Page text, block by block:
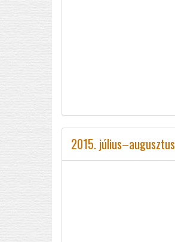
2015. július–augusztus